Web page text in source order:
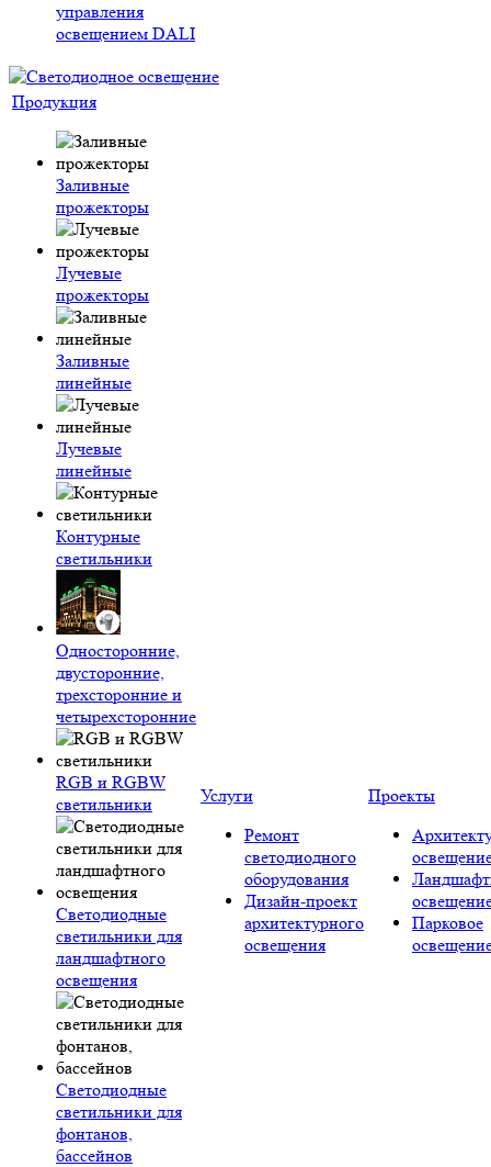
управления
освещением DALI
Продукция
Заливные
прожекторы
Лучевые
прожекторы
Заливные
линейные
Лучевые
линейные
Контурные
светильники
Односторонние,
двусторонние,
трехсторонние и
четырехсторонние
RGB и RGBW
светильники
Светодиодные
светильники для
ландшафтного
освещения
Светодиодные
светильники для
фонтанов,
бассейнов
Услуги
Ремонт
светодиодного
оборудования
Дизайн-проект
архитектурного
освещения
Проекты
Парковое